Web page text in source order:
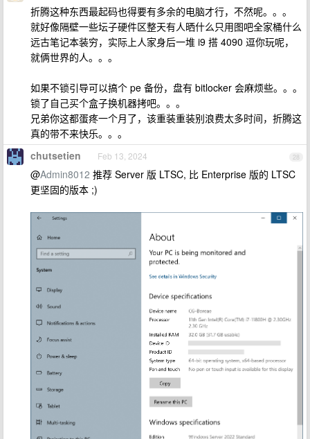
折腾这种东西最起码也得要有多余的电脑才行，不然呢。。。
就好像隔壁一些坛子硬件区整天有人晒什么只用图吧全家桶什么
远古笔记本装穷，实际上人家身后一堆 i9 搭 4090 逗你玩呢，
就俩世界的人。。。
如果不锁引导可以搞个 pe 备份，盘有 bitlocker 会麻烦些。。。
锁了自己买个盒子换机器拷吧。。。
兄弟你这都蛋疼一个月了，该重装重装别浪费太多时间，折腾这
真的带不来快乐。。。
28
chutsetien Feb 13, 2024
@Admin8012 推荐 Server 版 LTSC, 比 Enterprise 版的 LTSC
更坚固的版本 ;)